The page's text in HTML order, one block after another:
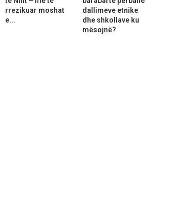
rrezikuar moshat
e...
dallimeve etnike
dhe shkollave ku
mësojnë?